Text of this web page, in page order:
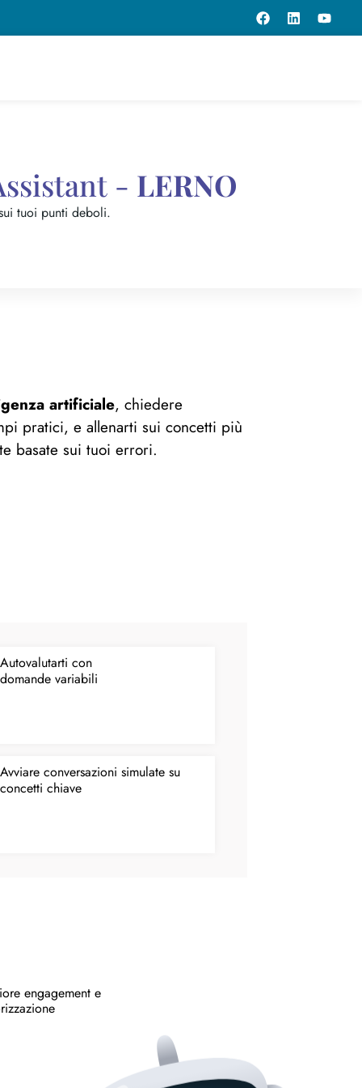
- LERNO
tuoi punti deboli.
artificiale, chiedere
pratici, e allenarti sui concetti più
basate sui tuoi errori.
Autovalutarti con
domande variabili
Avviare conversazioni simulate su
concetti chiave
engagement e